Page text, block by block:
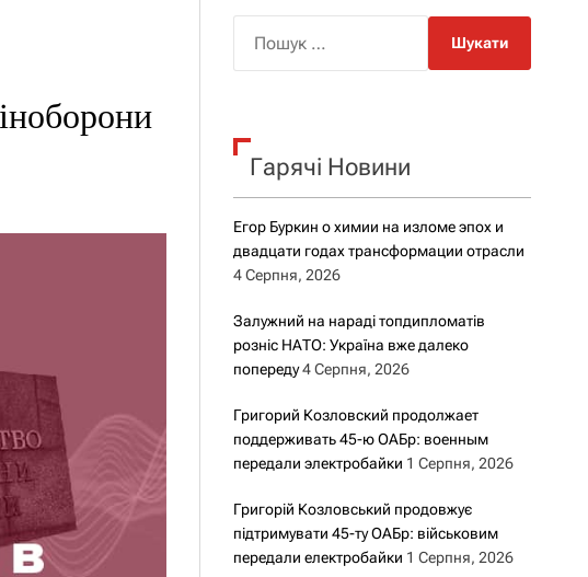
о
у
к
Гарячі Новини
Егор Буркин о химии на изломе эпох и
двадцати годах трансформации отрасли
4 Серпня, 2026
Залужний на нараді топдипломатів
розніс НАТО: Україна вже далеко
попереду 4 Серпня, 2026
Григорий Козловский продолжает
поддерживать 45-ю ОАБр: военным
передали электробайки 1 Серпня, 2026
Григорій Козловський продовжує
підтримувати 45-ту ОАБр: військовим
передали електробайки 1 Серпня, 2026